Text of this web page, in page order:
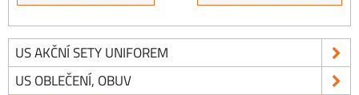
US AKČNÍ SETY UNIFOREM
US OBLEČENÍ, OBUV